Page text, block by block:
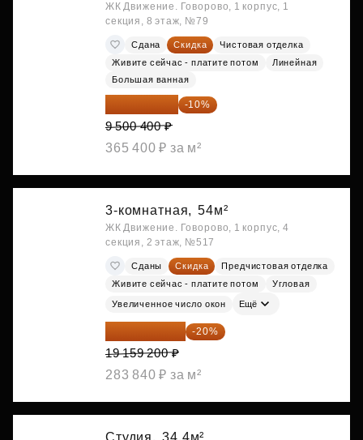
ЖК Движение. Говорово, 1 корпус, 1
секция, 8 этаж, №79
Сдана Скидка
Чистовая отделка
Живите сейчас - платите потом
Линейная
Большая ванная
-10%
9 500 400 ₽
365 400 ₽ за м²
3-комнатная, 54м²
ЖК Движение. Говорово, 1 корпус, 4
секция, 2 этаж, №517
Сданы Скидка
Предчистовая отделка
Живите сейчас - платите потом
Угловая
Увеличенное число окон Ещё
15 327 360 ₽ -20%
19 159 200 ₽
283 840 ₽ за м²
Студия, 34.4м²